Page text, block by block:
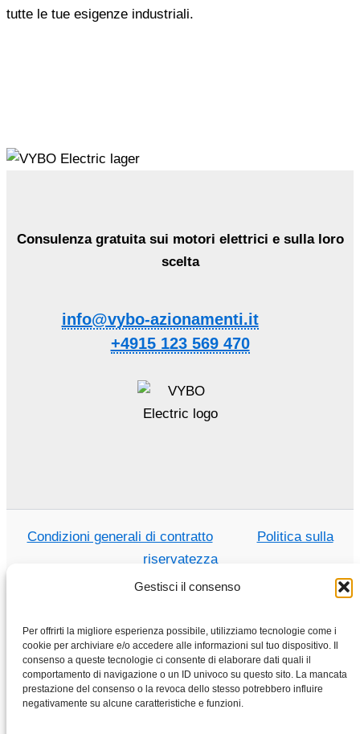
Gestisci il consenso
Per offrirti la migliore esperienza possibile, utilizziamo tecnologie come i
cookie per archiviare e/o accedere alle informazioni sul tuo dispositivo. Il
consenso a queste tecnologie ci consente di elaborare dati quali il
comportamento di navigazione o un ID univoco su questo sito. La mancata
prestazione del consenso o la revoca dello stesso potrebbero influire
negativamente su alcune caratteristiche e funzioni.
tutte le tue esigenze industriali.
Consulenza gratuita sui motori elettrici e sulla loro
scelta
info@vybo-azionamenti.it
+4915 123 569 470
Condizioni generali di contratto
Politica sulla
riservatezza
Casa
Negozio
Motori elettrici